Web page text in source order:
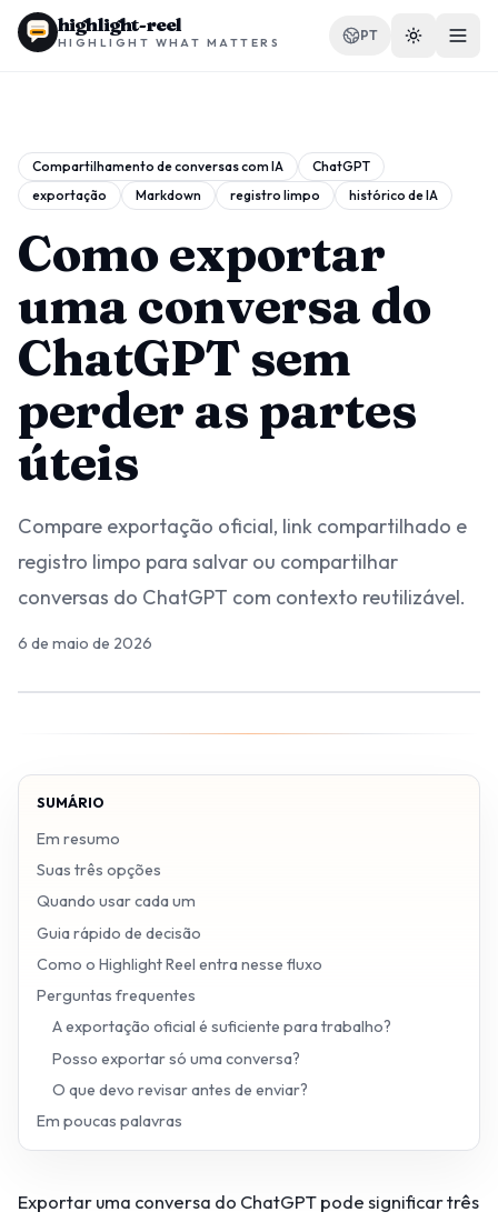
highlight-reel
HIGHLIGHT WHAT MATTERS PT
RECURSOS
Blog
Modelos
Casos de uso
Extensão
Compartilhamento de conversas com IA
ChatGPT
exportação
Markdown registro limpo histórico de IA
Como exportar
uma conversa do
ChatGPT sem
perder as partes
úteis
Compare exportação oficial, link compartilhado e
registro limpo para salvar ou compartilhar
conversas do ChatGPT com contexto reutilizável.
6 de maio de 2026
SUMÁRIO
Em resumo
Suas três opções
Quando usar cada um
Guia rápido de decisão
Como o Highlight Reel entra nesse fluxo
Perguntas frequentes
A exportação oficial é suficiente para trabalho?
Posso exportar só uma conversa?
O que devo revisar antes de enviar?
Em poucas palavras
Exportar uma conversa do ChatGPT pode significar três